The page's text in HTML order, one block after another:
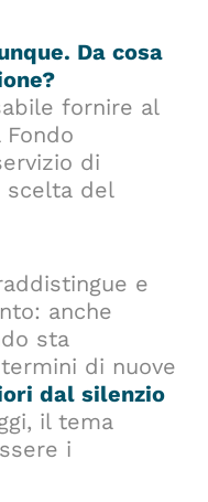
Da cosa
fornire al
di
scelta del
e
anche
sta
di nuove
dal silenzio
il tema
i